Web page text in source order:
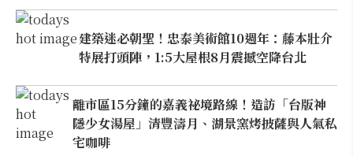
建築迷必朝聖！忠泰美術館10週年：藤本壯介
特展打頭陣，1:5大屋根8月震撼空降台北
離市區15分鐘的嘉義祕境路線！造訪「台版神
隱少女湯屋」清豐濤月、湖景窯烤披薩與人氣私
宅咖啡